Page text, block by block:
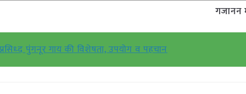
गजानन
प्रसिध्द पुंगनूर गाय की विशेषता, उपयोग व पहचान